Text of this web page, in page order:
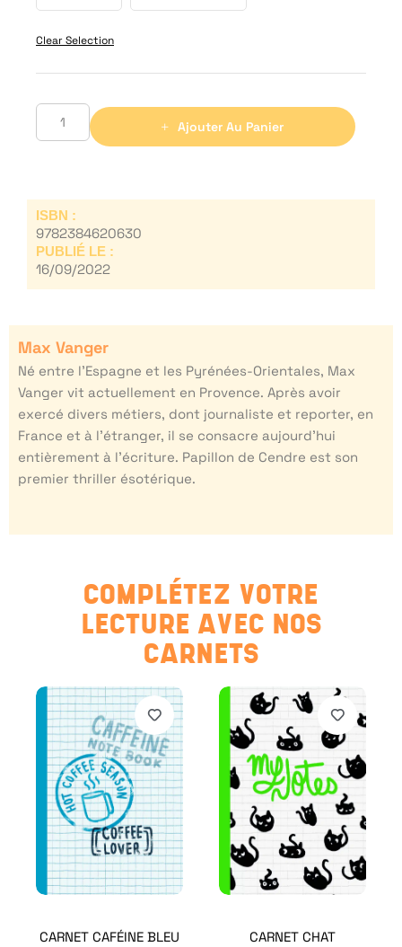
Clear Selection
Ajouter Au Panier
ISBN :
9782384620630
PUBLIÉ LE :
16/09/2022
Max Vanger
Né entre l’Espagne et les Pyrénées-Orientales, Max
Vanger vit actuellement en Provence. Après avoir
exercé divers métiers, dont journaliste et reporter, en
France et à l’étranger, il se consacre aujourd’hui
entièrement à l’écriture. Papillon de Cendre est son
premier thriller ésotérique.
COMPLÉTEZ VOTRE
LECTURE AVEC NOS
CARNETS
CARNET CAFÉINE BLEU CARNET CHAT